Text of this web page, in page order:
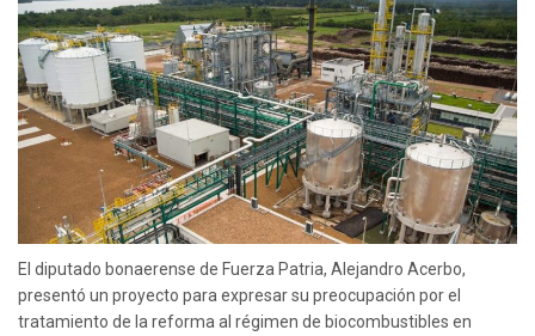
El diputado bonaerense de Fuerza Patria, Alejandro Acerbo,
presentó un proyecto para expresar su preocupación por el
tratamiento de la reforma al régimen de biocombustibles en